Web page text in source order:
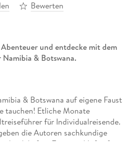
Bewerten
und entdecke mit dem
& Botswana.
& Botswana auf eigene Faust
tauchen! Etliche Monate
für Individualreisende.
die Autoren sachkundige